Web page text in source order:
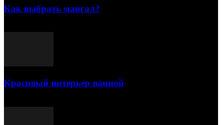
Как выбрать мангал?
Красивый интерьер ванной